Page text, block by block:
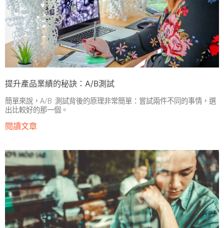
提升產品業績的秘訣：A/B測試
簡單來說，A/B 測試背後的原理非常簡單：嘗試兩件不同的事情，選
出比較好的那一個。
閱讀文章